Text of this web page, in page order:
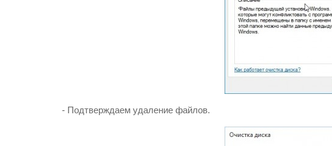
- Подтверждаем удаление файлов.